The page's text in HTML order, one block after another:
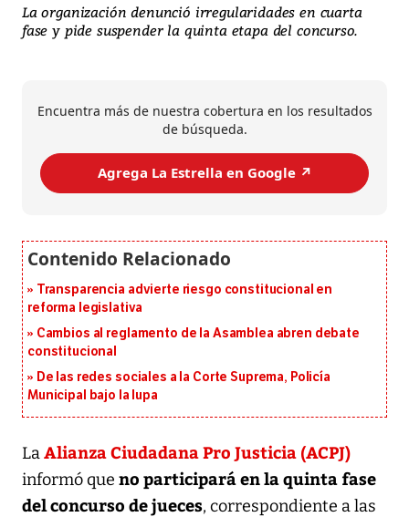
La organización denunció irregularidades en cuarta
fase y pide suspender la quinta etapa del concurso.
Encuentra más de nuestra cobertura en los resultados
de búsqueda.
Agrega La Estrella en Google ↗️
Transparencia advierte riesgo constitucional en
reforma legislativa
Cambios al reglamento de la Asamblea abren debate
constitucional
De las redes sociales a la Corte Suprema, Policía
Municipal bajo la lupa
LaAlianza Ciudadana Pro Justicia (ACPJ)
informó que no participará en la quinta fase
del concurso de jueces, correspondiente a las